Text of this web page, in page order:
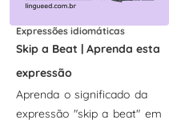
Expressões idiomáticas
Skip a Beat | Aprenda esta
expressão
Aprenda o significado da
expressão "skip a beat" em